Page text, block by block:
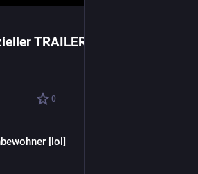
TRAILER 4K
0
[lol]